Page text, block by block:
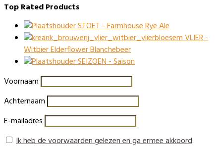
Top Rated Products
STOET - Farmhouse Rye Ale
VLIER -
Witbier Elderflower Blanchebeer
SEIZOEN - Saison
Voornaam
Achternaam
E-mailadres
Ik heb de voorwaarden gelezen en ga ermee akkoord